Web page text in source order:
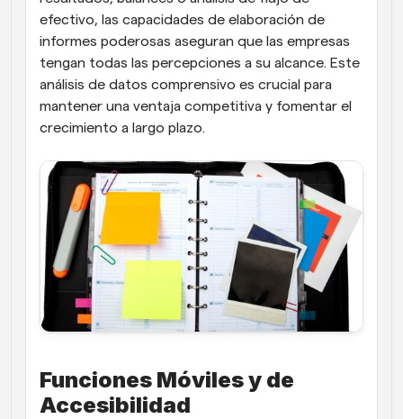
efectivo, las capacidades de elaboración de
informes poderosas aseguran que las empresas
tengan todas las percepciones a su alcance. Este
análisis de datos comprensivo es crucial para
mantener una ventaja competitiva y fomentar el
crecimiento a largo plazo.
Funciones Móviles y de
Accesibilidad